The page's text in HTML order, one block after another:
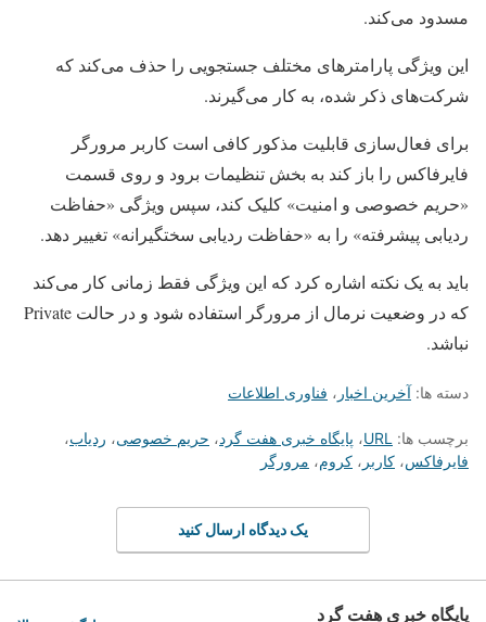
مسدود می‌کند.
این ویژگی پارامترهای مختلف جستجویی را حذف می‌کند که
شرکت‌های ذکر شده، به کار می‌گیرند.
برای فعال‌سازی قابلیت مذکور کافی است کاربر مرورگر
فایرفاکس را باز کند به بخش تنظیمات برود و روی قسمت
«حریم خصوصی و امنیت» کلیک کند، سپس ویژگی «حفاظت
ردیابی پیشرفته» را به «حفاظت ردیابی سختگیرانه» تغییر دهد.
باید به یک نکته اشاره کرد که این ویژگی فقط زمانی کار می‌کند
که در وضعیت نرمال از مرورگر استفاده شود و در حالت Private
نباشد.
دسته ها: آخرین اخبار ، فناوری اطلاعات
برچسب ها: URL، پایگاه خبری هفت گرد، حریم خصوصی، ردیاب،
فایرفاکس، کاربر ، کروم، مرورگر
یک دیدگاه ارسال کنید
پایگاه خبری هفت گرد